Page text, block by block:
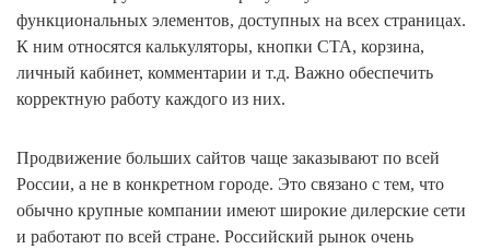
функциональных элементов, доступных на всех страницах.
К ним относятся калькуляторы, кнопки СТА, корзина,
личный кабинет, комментарии и т.д. Важно обеспечить
корректную работу каждого из них.
Продвижение больших сайтов чаще заказывают по всей
России, а не в конкретном городе. Это связано с тем, что
обычно крупные компании имеют широкие дилерские сети
и работают по всей стране. Российский рынок очень